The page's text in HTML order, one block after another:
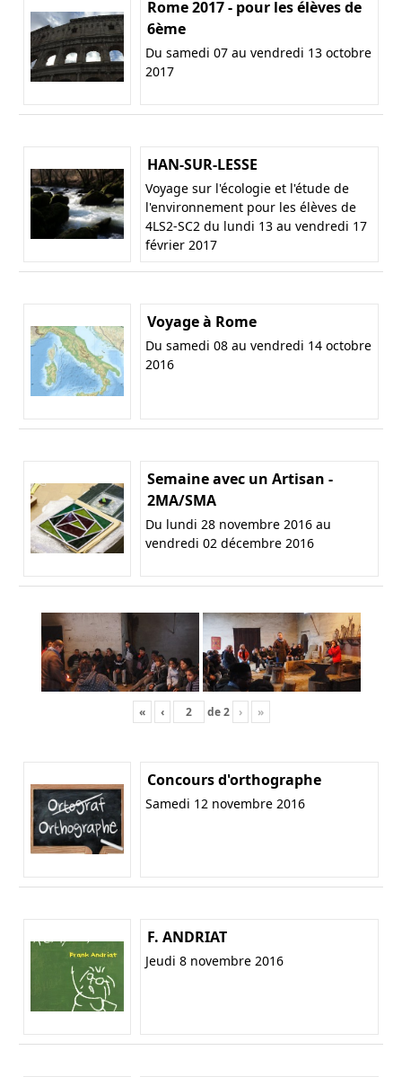
Rome 2017 - pour les élèves de
6ème
Du samedi 07 au vendredi 13 octobre
2017
HAN-SUR-LESSE
Voyage sur l'écologie et l'étude de
l'environnement pour les élèves de
4LS2-SC2 du lundi 13 au vendredi 17
février 2017
Voyage à Rome
Du samedi 08 au vendredi 14 octobre
2016
Semaine avec un Artisan -
2MA/SMA
Du lundi 28 novembre 2016 au
vendredi 02 décembre 2016
« ‹ de2 › »
Concours d'orthographe
Samedi 12 novembre 2016
F. ANDRIAT
Jeudi 8 novembre 2016